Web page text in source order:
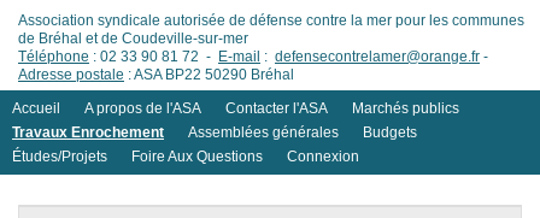
Association syndicale autorisée de défense contre la mer pour les communes
de Bréhal et de Coudeville-sur-mer
Téléphone : 02 33 90 81 72 - E-mail : defensecontrelamer@orange.fr -
Adresse postale : ASA BP22 50290 Bréhal
Accueil
A propos de l'ASA Contacter l'ASA
Marchés publics
Travaux Enrochement
Assemblées générales
Budgets
Études/Projets
Foire Aux Questions Connexion